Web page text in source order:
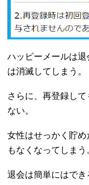
ハッピーメールは
は消滅してしまう。
さらに、再登録し
ない。
女性はせっかく貯め
もなくなってしまう
退会は簡単にはで